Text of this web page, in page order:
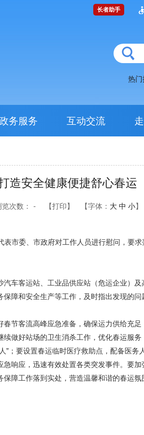
长者助手
热门
务服务 互动交流
造安全健康便捷舒心春运
览次数： - 【打印】 【字体： 大 中 小】
委、市政府对工作人员进行慰问，要求
客运站、工业品供应站（危运企业）及
障和安全生产等工作，及时指出发现的问
客流高峰应急准备，确保运力供给充足
做好站场的卫生消杀工作，优化春运服
；要设置春运临时医疗救助点，配备医
响应，迅速有效处置各类突发事件。要
障工作落到实处，营造温馨和谐的春运氛